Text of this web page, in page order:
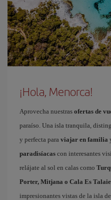
¡Hola, Menorca!
Aprovecha nuestras ofertas de
paraíso. Una isla tranquila,
y perfecta para viajar en familia
paradisíacas con interesantes
relájate al sol en calas como
Porter, Mitjana o Cala Es Talaie
impresionantes vistas de la isla